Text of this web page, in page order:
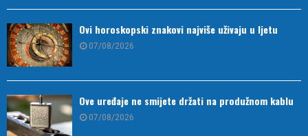
Ovi horoskopski znakovi najviše uživaju u ljetu
07/08/2026
Ove uređaje ne smijete držati na produžnom kablu
07/08/2026